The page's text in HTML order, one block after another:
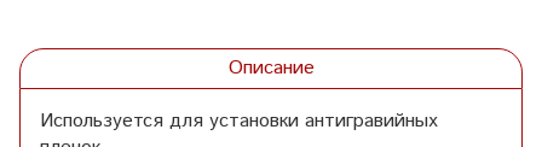
Описание
Используется для установки антигравийных